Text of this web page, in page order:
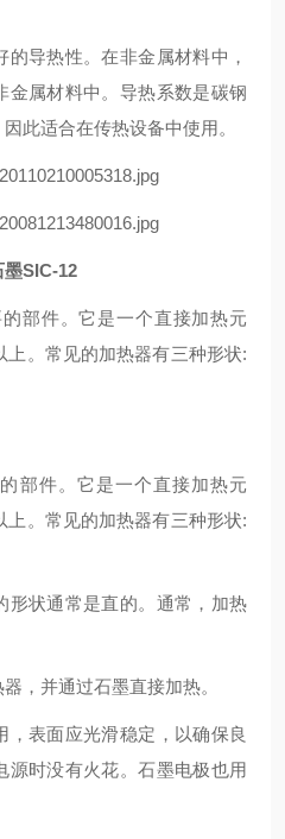
导热性。在非金属材料中，
金属材料中。导热系数是碳钢
此适合在传热设备中使用。
SIC-12
部件。它是一个直接加热元
上。常见的加热器有三种形状:
部件。它是一个直接加热元
上。常见的加热器有三种形状:
形状通常是直的。通常，加热
，并通过石墨直接加热。
，表面应光滑稳定，以确保良
源时没有火花。石墨电极也用